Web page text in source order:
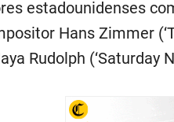
estadounidenses
Hans Zimmer
Rudolph (‘Saturday